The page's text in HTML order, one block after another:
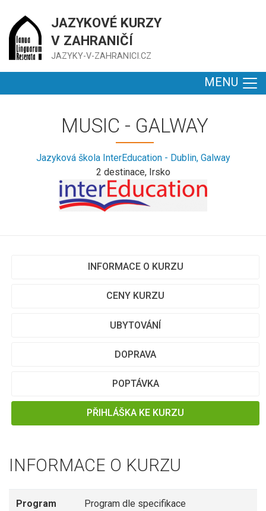
JAZYKOVÉ KURZY
V ZAHRANIČÍ
JAZYKY-V-ZAHRANICI.CZ
MENU
MUSIC - GALWAY
Jazyková škola InterEducation - Dublin, Galway
2 destinace, Irsko
INFORMACE O KURZU
CENY KURZU
UBYTOVÁNÍ
DOPRAVA
POPTÁVKA
PŘIHLÁŠKA KE KURZU
INFORMACE O KURZU
Program
Program dle specifikace